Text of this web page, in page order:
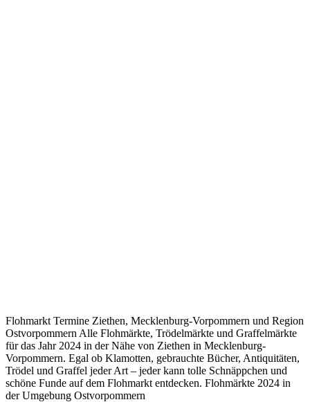
Flohmarkt Termine Ziethen, Mecklenburg-Vorpommern und Region
Ostvorpommern Alle Flohmärkte, Trödelmärkte und Graffelmärkte
für das Jahr 2024 in der Nähe von Ziethen in Mecklenburg-
Vorpommern. Egal ob Klamotten, gebrauchte Bücher, Antiquitäten,
Trödel und Graffel jeder Art – jeder kann tolle Schnäppchen und
schöne Funde auf dem Flohmarkt entdecken. Flohmärkte 2024 in
der Umgebung Ostvorpommern